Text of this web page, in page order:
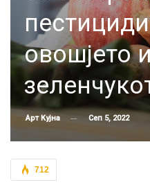
овошјето
Арт Кујна Сеп 5, 2022
712